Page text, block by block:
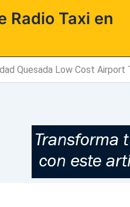
Radio Taxi en
Quesada Low Cost